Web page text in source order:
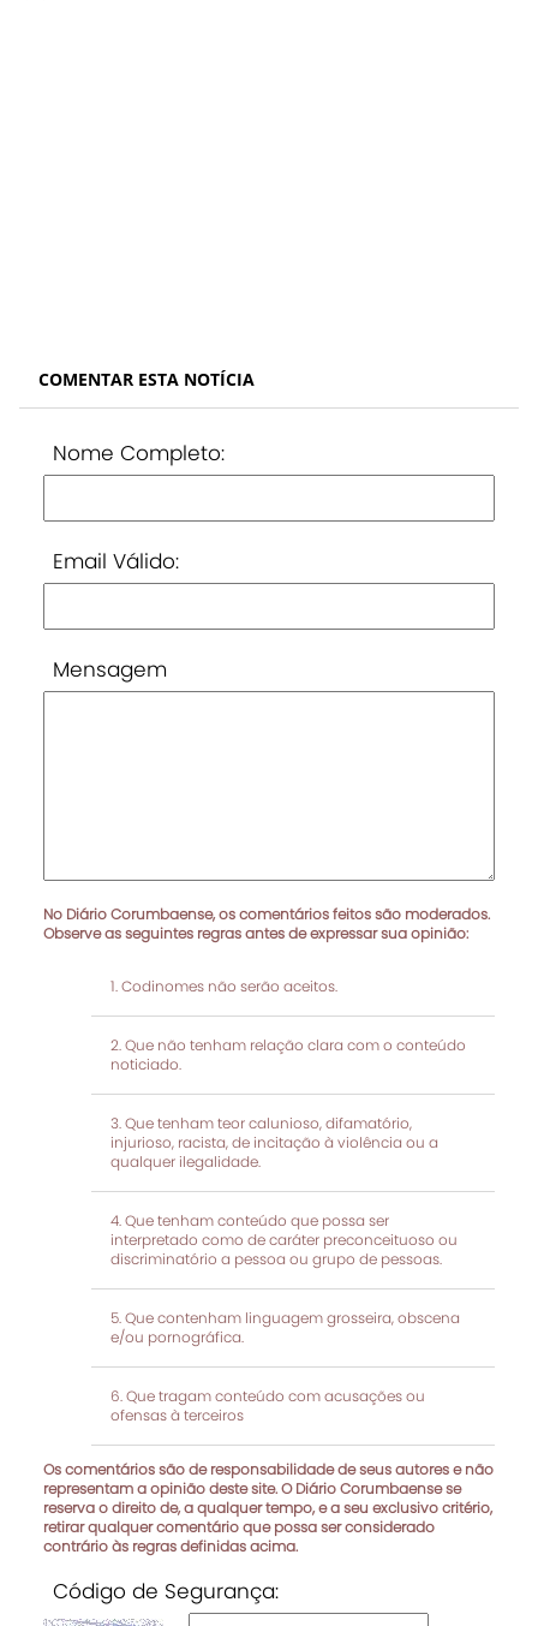
COMENTAR ESTA NOTÍCIA
Nome Completo:
Email Válido:
Mensagem
No Diário Corumbaense, os comentários feitos são moderados.
Observe as seguintes regras antes de expressar sua opinião:
Codinomes não serão aceitos.
Que não tenham relação clara com o conteúdo
noticiado.
Que tenham teor calunioso, difamatório,
injurioso, racista, de incitação à violência ou a
qualquer ilegalidade.
Que tenham conteúdo que possa ser
interpretado como de caráter preconceituoso ou
discriminatório a pessoa ou grupo de pessoas.
Que contenham linguagem grosseira, obscena
e/ou pornográfica.
Que tragam conteúdo com acusações ou
ofensas à terceiros
Os comentários são de responsabilidade de seus autores e não
representam a opinião deste site. O Diário Corumbaense se
reserva o direito de, a qualquer tempo, e a seu exclusivo critério,
retirar qualquer comentário que possa ser considerado
contrário às regras definidas acima.
Código de Segurança: